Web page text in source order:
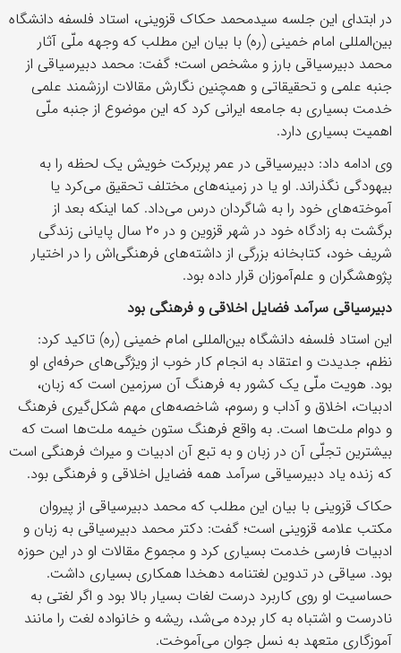
در ابتدای این جلسه سیدمحمد حکاک قزوینی، استاد فلسفه دانشگاه
بین‌المللی امام خمینی (ره) با بیان این مطلب که وجهه ملّی آثار
محمد دبیرسیاقی بارز و مشخص است؛ گفت: محمد دبیرسیاقی از
جنبه علمی و تحقیقاتی و همچنین نگارش مقالات ارزشمند علمی
خدمت بسیاری به جامعه ایرانی کرد که این موضوع از جنبه ملّی
اهمیت بسیاری دارد.
وی ادامه داد: دبیرسیاقی در عمر پربرکت خویش یک لحظه را به
بیهودگی نگذراند. او یا در زمینه‌های مختلف تحقیق می‌کرد یا
آموخته‌های خود را به شاگردان درس می‌داد. کما اینکه بعد از
برگشت به زادگاه خود در شهر قزوین و در ۲۰ سال پایانی زندگی
شریف خود، کتابخانه بزرگی از داشته‌های فرهنگی‌اش را در اختیار
پژوهشگران و علم‌آموزان قرار داده بود.
دبیرسیاقی سرآمد فضایل اخلاقی و فرهنگی بود
این استاد فلسفه دانشگاه بین‌المللی امام خمینی (ره) تاکید کرد:
نظم، جدیدت و اعتقاد به انجام کار خوب از ویژگی‌های حرفه‌ای او
بود. هویت ملّی یک کشور به فرهنگ آن سرزمین است که زبان،
ادبیات، اخلاق و آداب و رسوم، شاخصه‌های مهم شکل‌گیری فرهنگ
و دوام ملت‌ها است. به واقع فرهنگ ستون خیمه ملت‌ها است که
بیشترین تجلّی آن در زبان و به تبع آن ادبیات و میراث فرهنگی است
که زنده یاد دبیرسیاقی سرآمد همه فضایل اخلاقی و فرهنگی بود.
حکاک قزوینی با بیان این مطلب که محمد دبیرسیاقی از پیروان
مکتب علامه قزوینی است؛ گفت: دکتر محمد دبیرسیاقی به زبان و
ادبیات فارسی خدمت بسیاری کرد و مجموع مقالات او در این حوزه
بود. سیاقی در تدوین لغتنامه دهخدا همکاری بسیاری داشت.
حساسیت او روی کاربرد درست لغات بسیار بالا بود و اگر لغتی به
نادرست و اشتباه به کار برده می‌شد، ریشه و خانواده لغت را مانند
آموزگاری متعهد به نسل جوان می‌آموخت.